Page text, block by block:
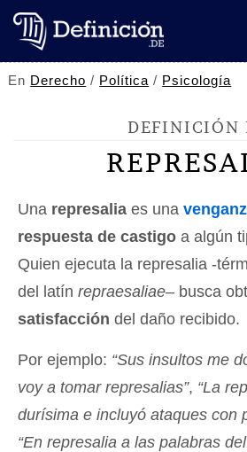
En Derecho / Política / Psicología
DEFINICIÓN
Una represalia es una
respuesta de castigo a algún
Quien ejecuta la represalia -
del latín repraesaliae– busca
satisfacción del daño recibido.
Por ejemplo: “Sus insultos me
voy a tomar represalias”, “La
durísima e incluyó ataques con
“En represalia a las palabras